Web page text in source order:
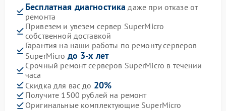
Бесплатная диагностика даже при отказе от
ремонта
Привезем и увезем сервер SuperMicro
собственной доставкой
Гарантия на наши работы по ремонту серверов
SuperMicro до 3-х лет
Срочный ремонт серверов SuperMicro в течении
часа
Скидка для вас до 20%
Получите 1500 рублей на ремонт
Оригинальные комплектующие SuperMicro